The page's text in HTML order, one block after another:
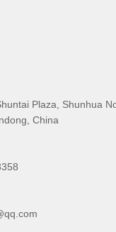
Plaza, Shunhua
China